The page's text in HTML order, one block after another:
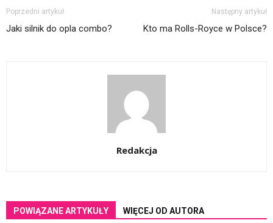
Poprzedni artykuł
Jaki silnik do opla combo?
Następny artykuł
Kto ma Rolls-Royce w Polsce?
Redakcja
POWIĄZANE ARTYKUŁY WIĘCEJ OD AUTORA